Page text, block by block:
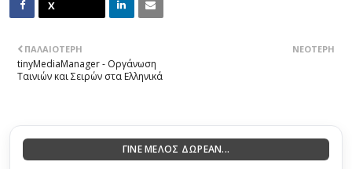
ΝΕΌΤΕΡΗ
ΠΑΛΑΙΌΤΕΡΗ
tinyMediaManager - Οργάνωση
Ταινιών και Σειρών στα Ελληνικά
ΓΙΝΕ ΜΕΛΟΣ ΔΩΡΕΑΝ...